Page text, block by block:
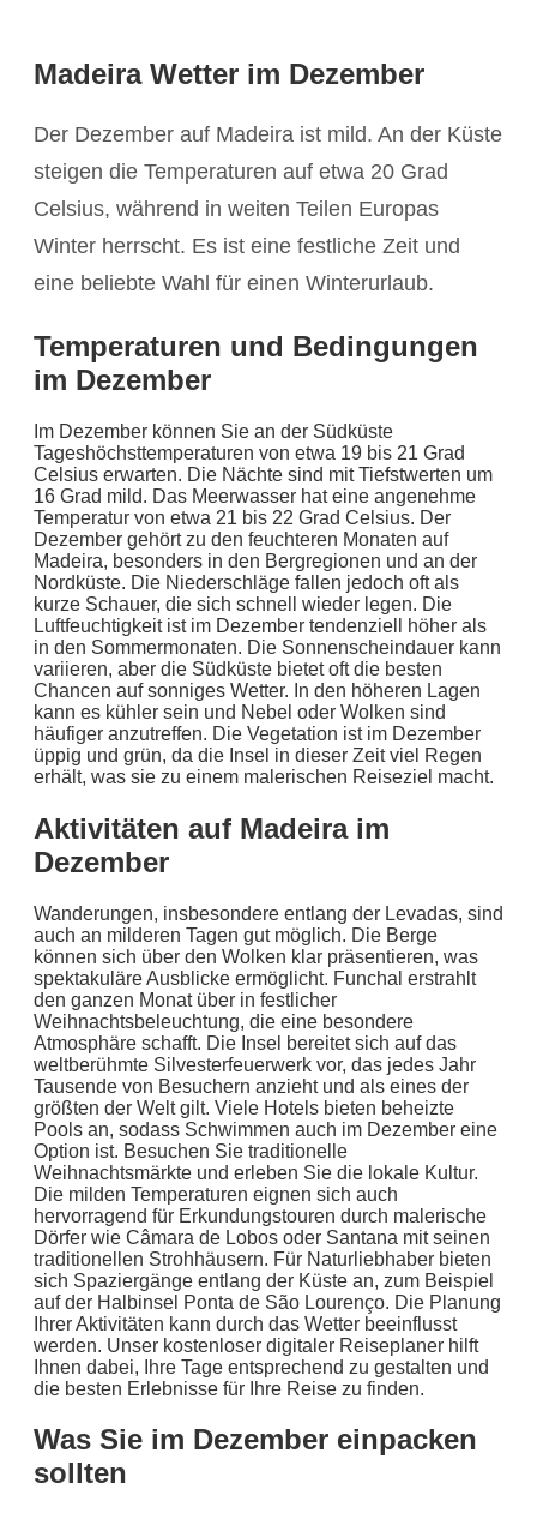
Madeira Wetter im Dezember
Der Dezember auf Madeira ist mild. An der Küste
steigen die Temperaturen auf etwa 20 Grad
Celsius, während in weiten Teilen Europas
Winter herrscht. Es ist eine festliche Zeit und
eine beliebte Wahl für einen Winterurlaub.
Temperaturen und Bedingungen
im Dezember
Im Dezember können Sie an der Südküste
Tageshöchsttemperaturen von etwa 19 bis 21 Grad
Celsius erwarten. Die Nächte sind mit Tiefstwerten um
16 Grad mild. Das Meerwasser hat eine angenehme
Temperatur von etwa 21 bis 22 Grad Celsius. Der
Dezember gehört zu den feuchteren Monaten auf
Madeira, besonders in den Bergregionen und an der
Nordküste. Die Niederschläge fallen jedoch oft als
kurze Schauer, die sich schnell wieder legen. Die
Luftfeuchtigkeit ist im Dezember tendenziell höher als
in den Sommermonaten. Die Sonnenscheindauer kann
variieren, aber die Südküste bietet oft die besten
Chancen auf sonniges Wetter. In den höheren Lagen
kann es kühler sein und Nebel oder Wolken sind
häufiger anzutreffen. Die Vegetation ist im Dezember
üppig und grün, da die Insel in dieser Zeit viel Regen
erhält, was sie zu einem malerischen Reiseziel macht.
Aktivitäten auf Madeira im
Dezember
Wanderungen, insbesondere entlang der Levadas, sind
auch an milderen Tagen gut möglich. Die Berge
können sich über den Wolken klar präsentieren, was
spektakuläre Ausblicke ermöglicht. Funchal erstrahlt
den ganzen Monat über in festlicher
Weihnachtsbeleuchtung, die eine besondere
Atmosphäre schafft. Die Insel bereitet sich auf das
weltberühmte Silvesterfeuerwerk vor, das jedes Jahr
Tausende von Besuchern anzieht und als eines der
größten der Welt gilt. Viele Hotels bieten beheizte
Pools an, sodass Schwimmen auch im Dezember eine
Option ist. Besuchen Sie traditionelle
Weihnachtsmärkte und erleben Sie die lokale Kultur.
Die milden Temperaturen eignen sich auch
hervorragend für Erkundungstouren durch malerische
Dörfer wie Câmara de Lobos oder Santana mit seinen
traditionellen Strohhäusern. Für Naturliebhaber bieten
sich Spaziergänge entlang der Küste an, zum Beispiel
auf der Halbinsel Ponta de São Lourenço. Die Planung
Ihrer Aktivitäten kann durch das Wetter beeinflusst
werden. Unser kostenloser digitaler Reiseplaner hilft
Ihnen dabei, Ihre Tage entsprechend zu gestalten und
die besten Erlebnisse für Ihre Reise zu finden.
Was Sie im Dezember einpacken
sollten